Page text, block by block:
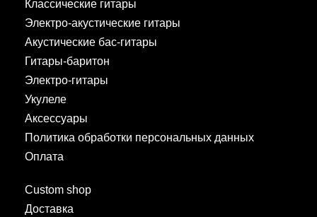
Классические гитары
Электро-акустические гитары
Акустические бас-гитары
Гитары-баритон
Электро-гитары
Укулеле
Аксессуары
Политика обработки персональных данных
Оплата
Custom shop
Доставка